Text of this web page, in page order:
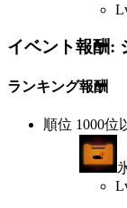
イベント報酬:
ランキング報酬
順位 1000位